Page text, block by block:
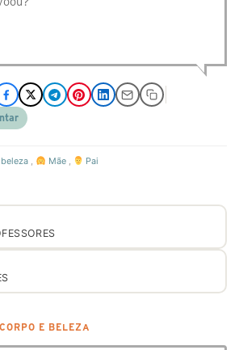
, Mãe, Pai
CORPO E BELEZA